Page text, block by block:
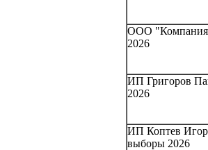
ООО "Компания
2026
ИП Григоров
2026
ИП Коптев
выборы 2026